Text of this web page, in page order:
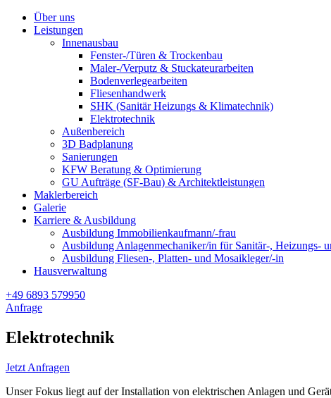
Über uns
Leistungen
Innenausbau
Fenster-/Türen & Trockenbau
Maler-/Verputz & Stuckateurarbeiten
Bodenverlegearbeiten
Fliesenhandwerk
SHK (Sanitär Heizungs & Klimatechnik)
Elektrotechnik
Außenbereich
3D Badplanung
Sanierungen
KFW Beratung & Optimierung
GU Aufträge (SF-Bau) & Architektleistungen
Maklerbereich
Galerie
Karriere & Ausbildung
Ausbildung Immobilienkaufmann/-frau
Ausbildung Anlagenmechaniker/in für Sanitär-, Heizungs-
Ausbildung Fliesen-, Platten- und Mosaikleger/-in
Hausverwaltung
+49 6893 579950
Anfrage
Elektrotechnik
Jetzt Anfragen
Unser Fokus liegt auf der Installation von elektrischen Anlagen und